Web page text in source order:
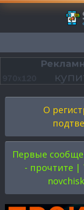
О
Первые
- прочтите |